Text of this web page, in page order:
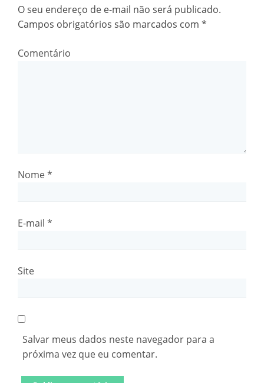
O seu endereço de e-mail não será publicado.
Campos obrigatórios são marcados com *
Comentário
Nome*
E-mail *
Site
Salvar meus dados neste navegador para a
próxima vez que eu comentar.